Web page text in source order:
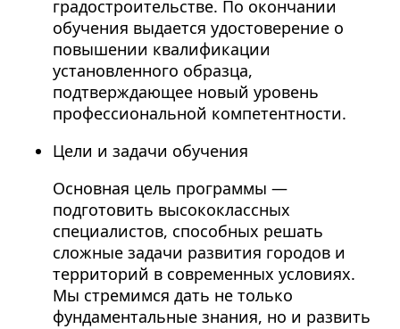
градостроительстве. По окончании
обучения выдается удостоверение о
повышении квалификации
установленного образца,
подтверждающее новый уровень
профессиональной компетентности.
Цели и задачи обучения
Основная цель программы —
подготовить высококлассных
специалистов, способных решать
сложные задачи развития городов и
территорий в современных условиях.
Мы стремимся дать не только
фундаментальные знания, но и развить